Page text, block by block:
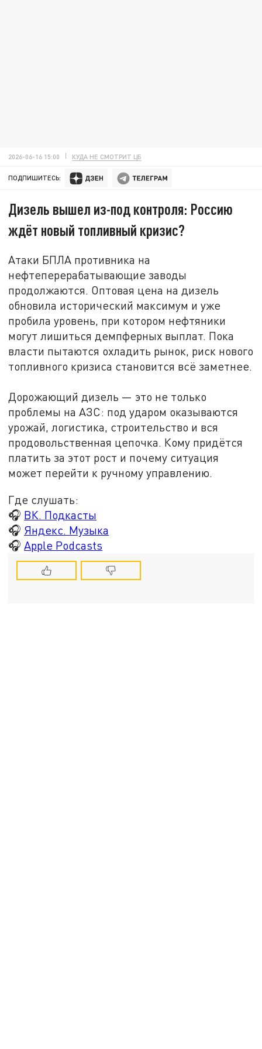
2026-06-16 15:00 КУДА НЕ СМОТРИТ ЦБ
ПОДПИШИТЕСЬ:
Дизель вышел из-под контроля: Россию
ждёт новый топливный кризис?
Атаки БПЛА противника на
нефтеперерабатывающие заводы
продолжаются. Оптовая цена на дизель
обновила исторический максимум и уже
пробила уровень, при котором нефтяники
могут лишиться демпферных выплат. Пока
власти пытаются охладить рынок, риск нового
топливного кризиса становится всё заметнее.
Дорожающий дизель — это не только
проблемы на АЗС: под ударом оказываются
урожай, логистика, строительство и вся
продовольственная цепочка. Кому придётся
платить за этот рост и почему ситуация
может перейти к ручному управлению.
Где слушать:
🎧 ВК. Подкасты
🎧 Яндекс. Музыка
🎧 Apple Podcasts